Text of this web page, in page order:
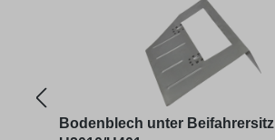
Bodenblech unter Beifahrersitz